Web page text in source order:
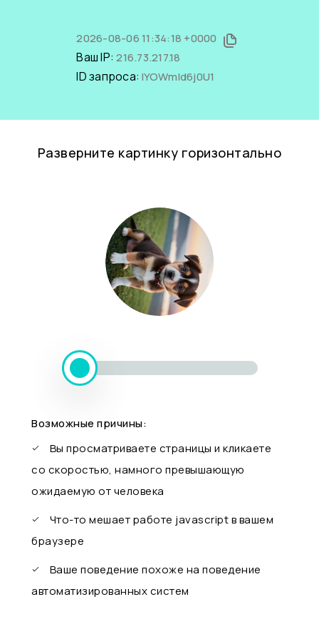
2026-08-06 11:34:18 +0000
Ваш IP:216.73.217.18
ID запроса:IYOWmld6j0U1
Разверните картинку горизонтально
Возможные причины:
Вы просматриваете страницы и кликаете
со скоростью, намного превышающую
ожидаемую от человека
Что-то мешает работе javascript в вашем
браузере
Ваше поведение похоже на поведение
автоматизированных систем